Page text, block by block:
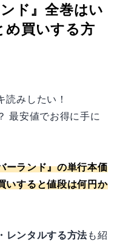
ド』全巻はい
め買いする方
読みしたい！
最安値でお得に手に
ーランド』の単行本価
いすると値段は何円か
レンタルする方法も紹